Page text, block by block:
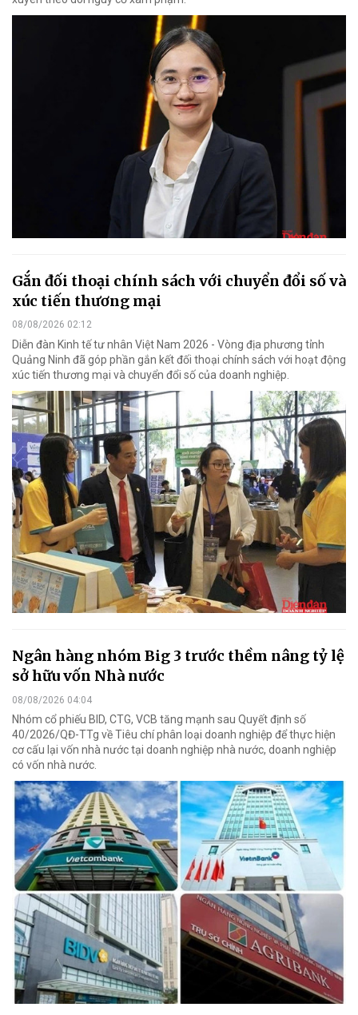
Gắn đối thoại chính sách với chuyển đổi số và
xúc tiến thương mại
08/08/2026 02:12
Diễn đàn Kinh tế tư nhân Việt Nam 2026 - Vòng địa phương tỉnh
Quảng Ninh đã góp phần gắn kết đối thoại chính sách với hoạt động
xúc tiến thương mại và chuyển đổi số của doanh nghiệp.
Ngân hàng nhóm Big 3 trước thềm nâng tỷ lệ
sở hữu vốn Nhà nước
08/08/2026 04:04
Nhóm cổ phiếu BID, CTG, VCB tăng mạnh sau Quyết định số
40/2026/QĐ-TTg về Tiêu chí phân loại doanh nghiệp để thực hiện
cơ cấu lại vốn nhà nước tại doanh nghiệp nhà nước, doanh nghiệp
có vốn nhà nước.